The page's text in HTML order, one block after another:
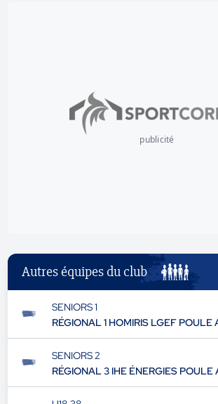
publicité
Autres équipes du club
SENIORS 1
RÉGIONAL 1 HOMIRIS LGEF POULE
SENIORS 2
RÉGIONAL 3 IHE ÉNERGIES POULE